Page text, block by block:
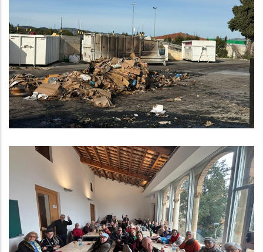
Incendi A La Deixalleria Comarcal
Del Baix Penedès A Bellvei
Medi
Olimpíades Per A La Gent Gran Del
Baix Penedès
S. socials